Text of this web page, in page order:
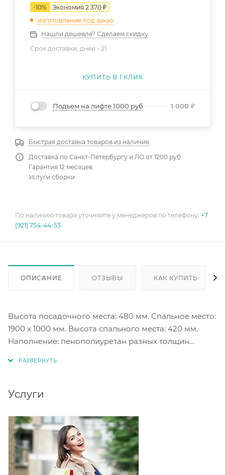
-10% Экономия 2 370 ₽
изготовление под заказ
Нашли дешевле? Сделаем скидку
Срок доставки, дней - 21
КУПИТЬ В 1 КЛИК
Подъем на лифте 1000 руб 1 000 ₽
Быстрая доставка товаров из наличия
Доставка по Санкт-Петербургу и ЛО от 1200 руб
Гарантия 12 месяцев.
Услуги сборки
По наличию товара уточняйте у менеджеров по телефону: +7
(921) 754-44-53
ОПИСАНИЕ ОТЗЫВЫ КАК КУПИТЬ
Высота посадочного места: 480 мм. Спальное место:
1900 x 1000 мм. Высота спального места: 420 мм.
Наполнение: пенополиуретан разных толщин
дивана). Ткань dелюр: Big ben, экокожа: Reex brown.
Услуги